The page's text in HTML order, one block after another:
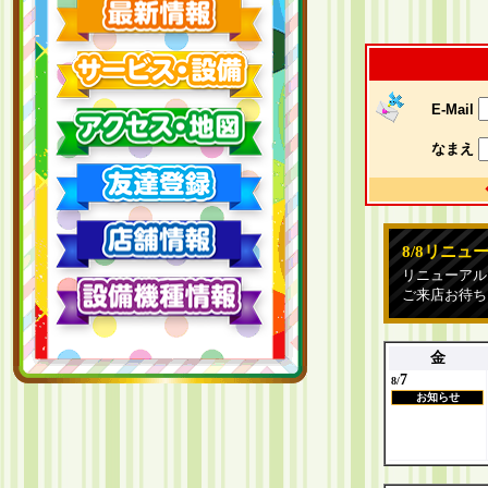
E-Mail
なまえ
8/8リニュ
リニューア
ご来店お待
金
8/7
お知らせ